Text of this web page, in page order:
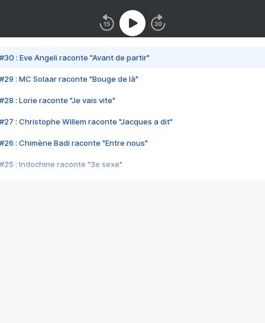
#30 : Eve Angeli raconte "Avant de partir"
#29 : MC Solaar raconte "Bouge de là"
#28 : Lorie raconte "Je vais vite"
#27 : Christophe Willem raconte "Jacques a dit"
#26 : Chimène Badi raconte "Entre nous"
#25 : Indochine raconte "3e sexe"